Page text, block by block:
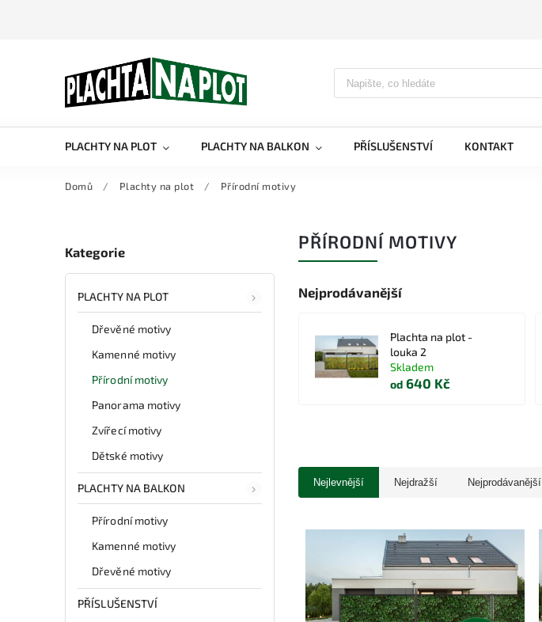
PLACHTY NA PLOT PLACHTY NA BALKON PŘÍSLUŠENSTVÍ KONTAKT
Domů / Plachty na plot / Přírodní motivy
Kategorie
PLACHTY NA PLOT
Dřevěné motivy
Kamenné motivy
Přírodní motivy
Panorama motivy
Zvířecí motivy
Dětské motivy
PLACHTY NA BALKON
Přírodní motivy
Kamenné motivy
Dřevěné motivy
PŘÍSLUŠENSTVÍ
PŘÍRODNÍ MOTIVY
Nejprodávanější
Plachta na plot -
louka 2
Skladem
od 640 Kč
Nejlevnější Nejdražší Nejprodávanější